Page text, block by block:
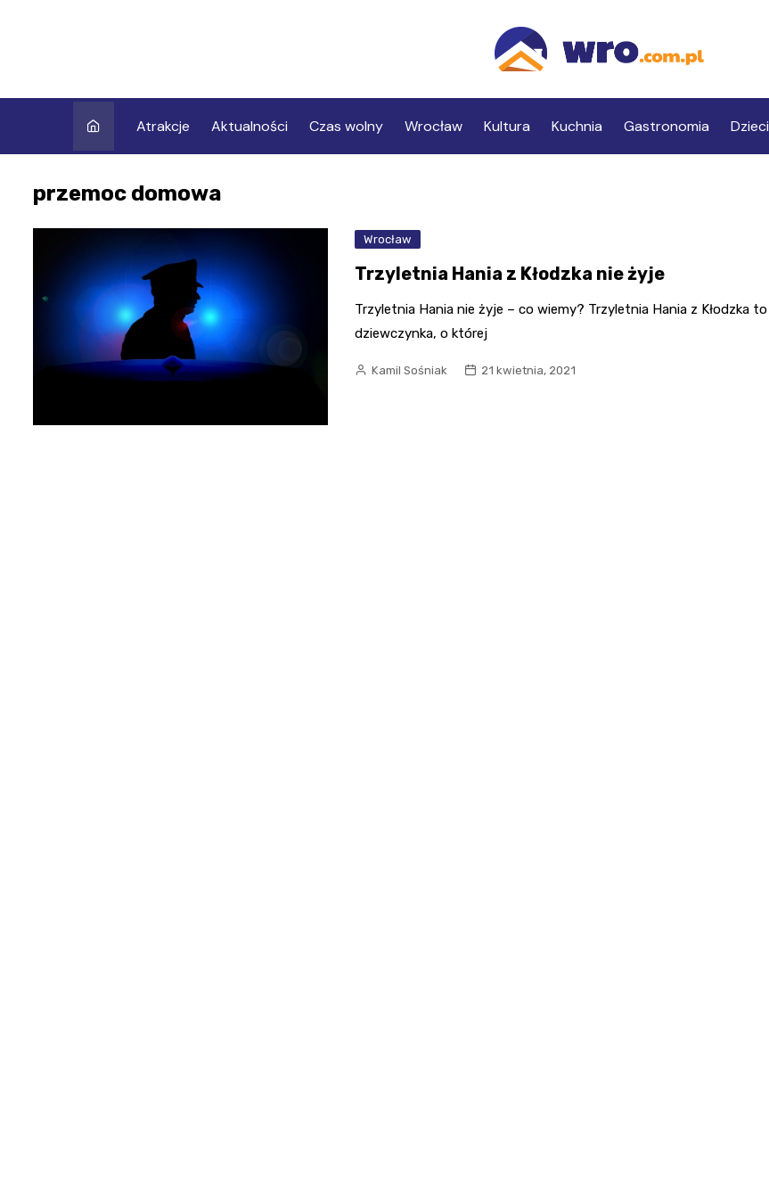
Atrakcje Aktualności Czas wolny Wrocław Kultura Kuchnia Gastronomia Dzieci
przemoc domowa
Wrocław
Trzyletnia Hania z Kłodzka nie żyje
Trzyletnia Hania nie żyje – co wiemy? Trzyletnia Hania z Kłodzka to
dziewczynka, o której
Kamil Sośniak 21 kwietnia, 2021